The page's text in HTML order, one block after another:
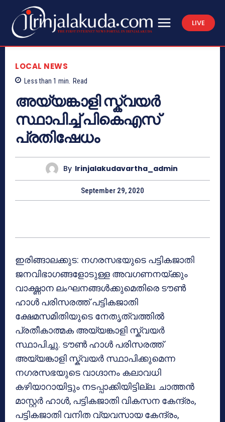
LIVE
LOCAL NEWS
Less than 1 min. Read
അയ്യങ്കാളി സ്ക്വയർ
സ്ഥാപിച്ച് പികെഎസ്
പ്രതിഷേധം
By Irinjalakudavartha_admin
September 29, 2020
ഇരിങ്ങാലക്കുട: നഗരസഭയുടെ പട്ടികജാതി
ജനവിഭാഗങ്ങളോടുള്ള അവഗണനയ്ക്കും
വാഗ്ദ്ധാന ലംഘനങ്ങൾക്കുമെതിരെ ടൗൺ
ഹാൾ പരിസരത്ത് പട്ടികജാതി
ക്ഷേമസമിതിയുടെ നേതൃത്വത്തിൽ
പ്രതീകാത്മക അയ്യങ്കാളി സ്ക്വയർ
സ്ഥാപിച്ചു. ടൗൺ ഹാൾ പരിസരത്ത്
അയ്യങ്കാളി സ്ക്വയർ സ്ഥാപിക്കുമെന്ന
നഗരസഭയുടെ വാഗ്ദാനം കലാവധി
കഴിയാറായിട്ടും നടപ്പാക്കിയിട്ടില്ല. ചാത്തൻ
മാസ്റ്റർ ഹാൾ, പട്ടികജാതി വികസന കേന്ദ്രം,
പട്ടികജാതി വനിത വ്യവസായ കേന്ദ്രം,